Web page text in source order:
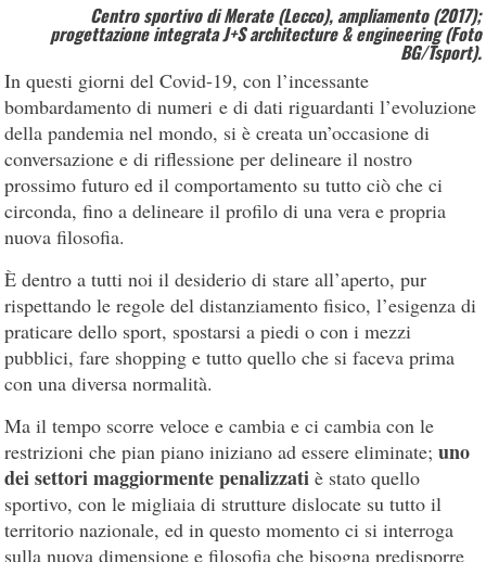
Centro sportivo di Merate (Lecco), ampliamento (2017);
progettazione integrata J+S architecture & engineering (Foto
BG/Tsport).
In questi giorni del Covid-19, con l’incessante
bombardamento di numeri e di dati riguardanti l’evoluzione
della pandemia nel mondo, si è creata un’occasione di
conversazione e di riflessione per delineare il nostro
prossimo futuro ed il comportamento su tutto ciò che ci
circonda, fino a delineare il profilo di una vera e propria
nuova filosofia.
È dentro a tutti noi il desiderio di stare all’aperto, pur
rispettando le regole del distanziamento fisico, l’esigenza di
praticare dello sport, spostarsi a piedi o con i mezzi
pubblici, fare shopping e tutto quello che si faceva prima
con una diversa normalità.
Ma il tempo scorre veloce e cambia e ci cambia con le
restrizioni che pian piano iniziano ad essere eliminate;uno
dei settori maggiormente penalizzati è stato quello
sportivo, con le migliaia di strutture dislocate su tutto il
territorio nazionale, ed in questo momento ci si interroga
sulla nuova dimensione e filosofia che bisogna predisporre